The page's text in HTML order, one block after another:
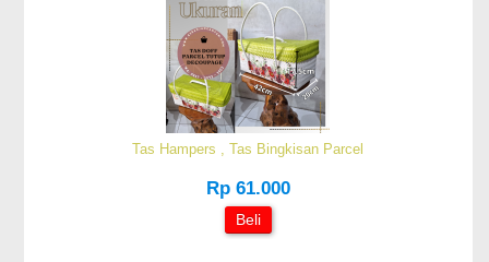
Tas Hampers , Tas Bingkisan Parcel
Rp 61.000
Beli